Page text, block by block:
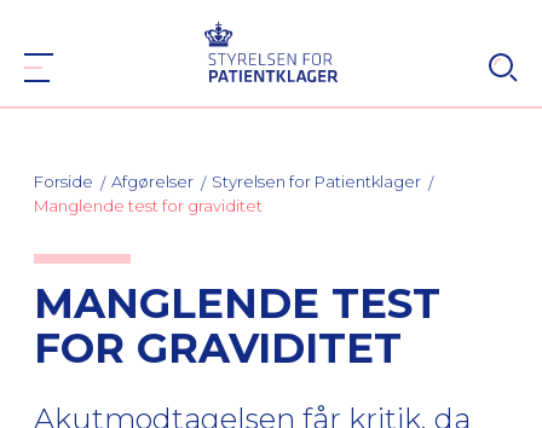
Forside Afgørelser
Styrelsen for Patientklager
Manglende test for graviditet
MANGLENDE TEST
FOR GRAVIDITET
Akutmodtagelsen får kritik, da